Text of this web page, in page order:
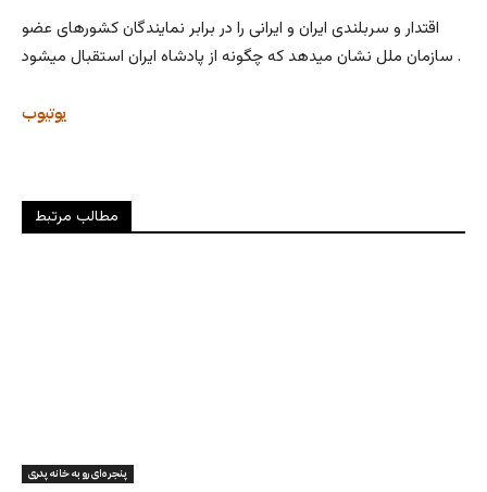
اقتدار و سربلندی ایران و ایرانی را در برابر نمایندگان کشورهای عضو
سازمان ملل نشان میدهد که چگونه از پادشاه ایران استقبال میشود .
یوتیوب
مطالب مرتبط
پنجره‌ای رو به خانه پدری